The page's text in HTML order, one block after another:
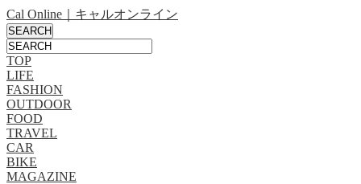
Cal Online｜キャルオンライン
TOP
LIFE
FASHION
OUTDOOR
FOOD
TRAVEL
CAR
BIKE
MAGAZINE